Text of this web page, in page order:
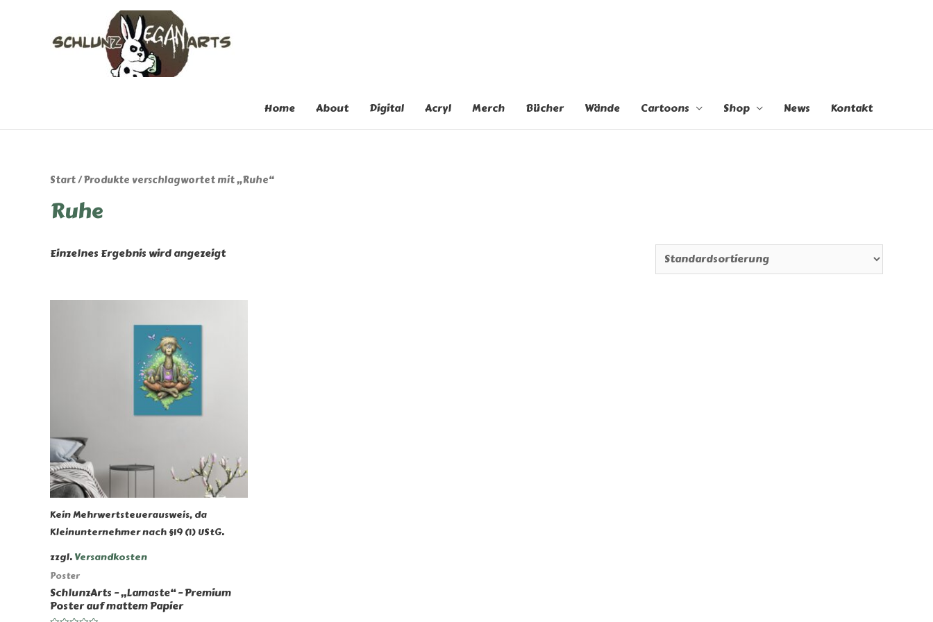
Home About Digital Acryl Merch Bücher Wände Cartoons Shop News Kontakt
Start/ Produkte verschlagwortet mit „Ruhe“
Ruhe
Einzelnes Ergebnis wird angezeigt
Kein Mehrwertsteuerausweis, da
Kleinunternehmer nach §19 (1) UStG.
zzgl.Versandkosten
Poster
SchlunzArts – „Lamaste“ – Premium
Poster auf mattem Papier